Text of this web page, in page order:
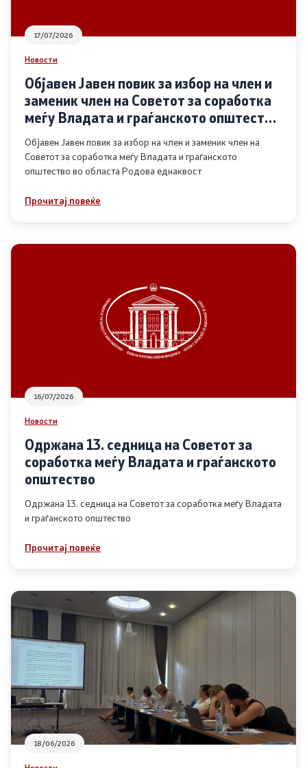
Дијалог меѓу Владата и граѓанскиот сектор
Отворени денови за иницијативи на граѓанските
организации
Финансиска поддршка
Извештаи
Список на ОЈИ
Контакт
Контакт
Линкови
Изјава за пристапност
Со еден клик до сите услуги
17/07/2026
Новости
Објавен Јавен повик за избор на член и
заменик член на Советот за соработка
меѓу Владата и граѓанското општество
во областа Родова еднаквост
Објавен Јавен повик за избор на член и заменик член на
Советот за соработка меѓу Владата и граѓанското
општество во областа Родова еднаквост
Прочитај повеќе
16/07/2026
Новости
Одржана 13. седница на Советот за
соработка меѓу Владата и граѓанското
општество
Одржана 13. седница на Советот за соработка меѓу Владата
и граѓанското општество
Прочитај повеќе
18/06/2026